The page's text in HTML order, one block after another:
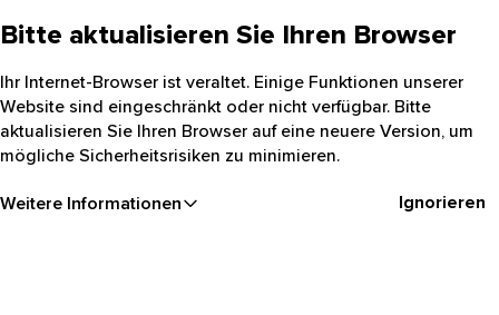
Bitte aktualisieren Sie Ihren Browser
Ihr Internet-Browser ist veraltet. Einige Funktionen unserer
Website sind eingeschränkt oder nicht verfügbar. Bitte
aktualisieren Sie Ihren Browser auf eine neuere Version, um
mögliche Sicherheitsrisiken zu minimieren.
Weitere Informationen Ignorieren